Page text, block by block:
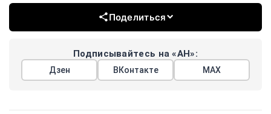
Поделиться
Подписывайтесь на «АН»:
Дзен ВКонтакте МАХ